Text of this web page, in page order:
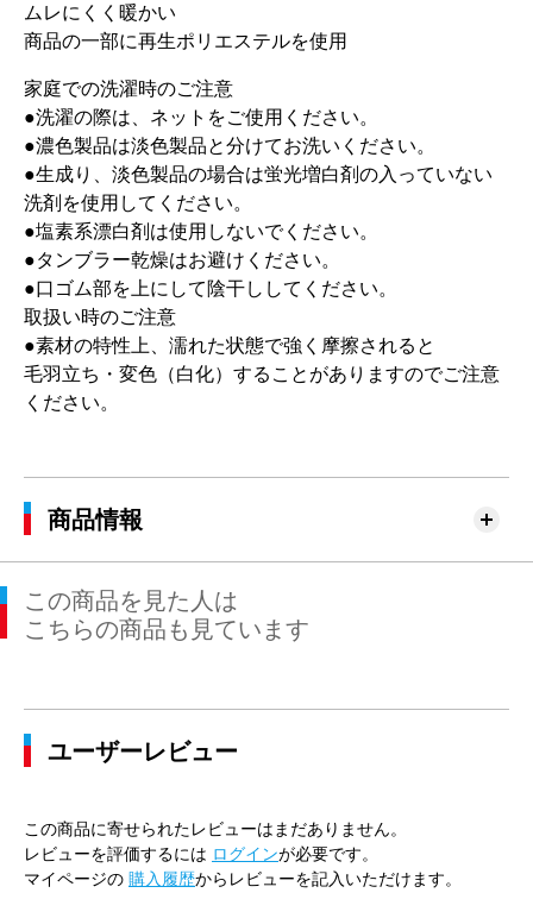
ムレにくく暖かい
商品の一部に再生ポリエステルを使用
家庭での洗濯時のご注意
●洗濯の際は、ネットをご使用ください。
●濃色製品は淡色製品と分けてお洗いください。
●生成り、淡色製品の場合は蛍光増白剤の入っていない
洗剤を使用してください。
●塩素系漂白剤は使用しないでください。
●タンブラー乾燥はお避けください。
●口ゴム部を上にして陰干ししてください。
取扱い時のご注意
●素材の特性上、濡れた状態で強く摩擦されると
毛羽立ち・変色（白化）することがありますのでご注意
ください。
商品情報
この商品を見た人は
こちらの商品も見ています
ユーザーレビュー
この商品に寄せられたレビューはまだありません。
レビューを評価するには ログインが必要です。
マイページの 購入履歴からレビューを記入いただけます。